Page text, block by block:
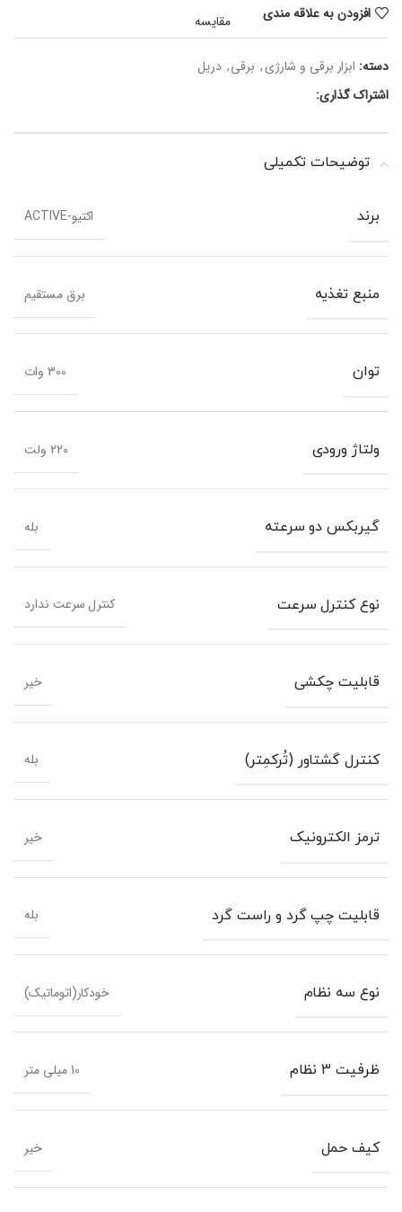
افزودن به علاقه مندی
مقایسه
دسته: ابزار برقی و شارژی, برقی, دریل
اشتراک گذاری:
توضیحات تکمیلی
برند اکتیو-ACTIVE
منبع تغذیه برق مستقیم
توان 300 وات
ولتاژ ورودی ۲۲۰ ولت
گیربکس دو سرعته بله
نوع کنترل سرعت کنترل سرعت ندارد
قابلیت چکشی خیر
کنترل گشتاور (تُرکمِتر) بله
ترمز الکترونیک خیر
قابلیت چپ گرد و راست گرد بله
نوع سه نظام خودکار(اتوماتیک)
ظرفیت 3 نظام 10 میلی متر
کیف حمل خیر